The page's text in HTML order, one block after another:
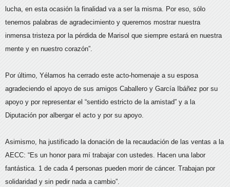
lucha, en esta ocasión la finalidad va a ser la misma. Por eso, sólo
tenemos palabras de agradecimiento y queremos mostrar nuestra
inmensa tristeza por la pérdida de Marisol que siempre estará en nuestra
mente y en nuestro corazón”.
Por último, Yélamos ha cerrado este acto-homenaje a su esposa
agradeciendo el apoyo de sus amigos Caballero y García Ibáñez por su
apoyo y por representar el “sentido estricto de la amistad” y a la
Diputación por albergar el acto y por su apoyo.
Asimismo, ha justificado la donación de la recaudación de las ventas a la
AECC: “Es un honor para mí trabajar con ustedes. Hacen una labor
fantástica. 1 de cada 4 personas pueden morir de cáncer. Trabajan por
solidaridad y sin pedir nada a cambio”.